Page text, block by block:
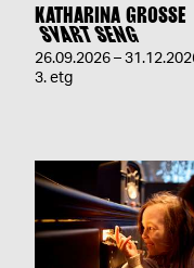
KATHARINA GROSSE
SVART SENG
26.09.2026 –
3. etg